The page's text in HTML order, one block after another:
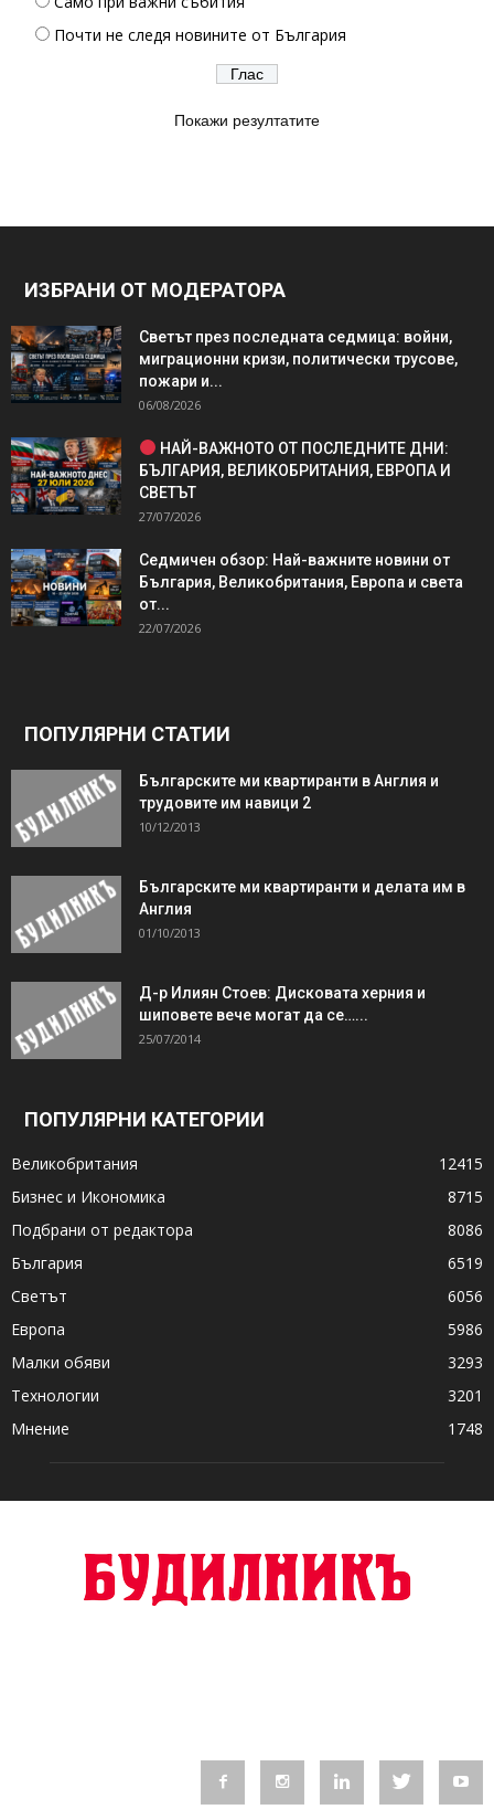
Почти не следя новините от България
Покажи резултатите
ИЗБРАНИ ОТ МОДЕРАТОРА
Светът през последната седмица: войни,
миграционни кризи, политически трусове,
пожари и...
06/08/2026
НАЙ-ВАЖНОТО ОТ ПОСЛЕДНИТЕ ДНИ:
БЪЛГАРИЯ, ВЕЛИКОБРИТАНИЯ, ЕВРОПА И
СВЕТЪТ
27/07/2026
Седмичен обзор: Най-важните новини от
България, Великобритания, Европа и света
от...
22/07/2026
ПОПУЛЯРНИ СТАТИИ
Българските ми квартиранти в Англия и
трудовите им навици 2
10/12/2013
Българските ми квартиранти и делата им в
Англия
01/10/2013
Д-р Илиян Стоев: Дисковата херния и
шиповете вече могат да се…...
25/07/2014
ПОПУЛЯРНИ КАТЕГОРИИ
Великобритания
12415
Бизнес и Икономика
8715
Подбрани от редактора
8086
България
6519
Светът
6056
Европа
5986
Малки обяви
3293
Технологии
3201
Мнение
1748